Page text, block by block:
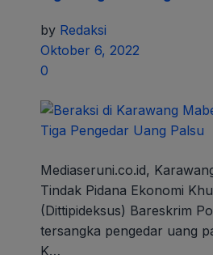
by Redaksi
Oktober 6, 2022
0
Mediaseruni.co.id,
Tindak Pidana Ekonomi
(Dittipideksus) Bareskrim
tersangka pengedar uang
K…